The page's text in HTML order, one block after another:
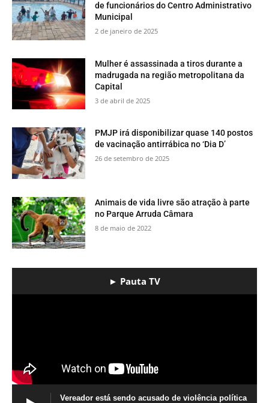
de funcionários do Centro Administrativo
Municipal
2 de janeiro de 2025
Mulher é assassinada a tiros durante a
madrugada na região metropolitana da
Capital
3 de abril de 2025
PMJP irá disponibilizar quase 140 postos
de vacinação antirrábica no ‘Dia D’
26 de setembro de 2025
​Animais de vida livre são atração à parte
no Parque Arruda Câmara
8 de maio de 2022
► Pauta TV
Vereador está sendo acusado de violência política